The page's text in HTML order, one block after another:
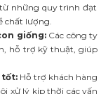
những quy trình đạt
chất lượng.
giống:Các công ty
hỗ trợ kỹ thuật, giúp
tốt:Hỗ trợ khách hàng
xử lý kịp thời các vấn